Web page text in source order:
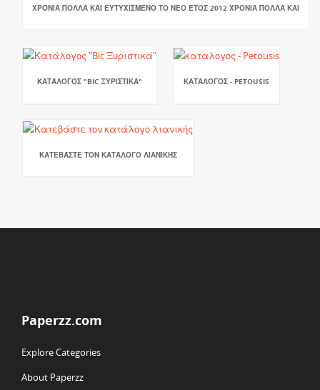
ΧΡΌΝΙΑ ΠΟΛΛΆ ΚΑΙ ΕΥΤΥΧΙΣΜΈΝΟ ΤΟ ΝΈΟ ΈΤΟΣ 2012 ΧΡΌΝΙΑ ΠΟΛΛΆ ΚΑΙ
ΚΑΤΆΛΟΓΟΣ "BIC ΞΥΡΙΣΤΙΚΆ" ΚΑΤΑΛΟΓΟΣ - PETOUSIS
ΚΑΤΕΒΆΣΤΕ ΤΟΝ ΚΑΤΆΛΟΓΟ ΛΙΑΝΙΚΉΣ
Paperzz.com
Explore Categories
About Paperzz